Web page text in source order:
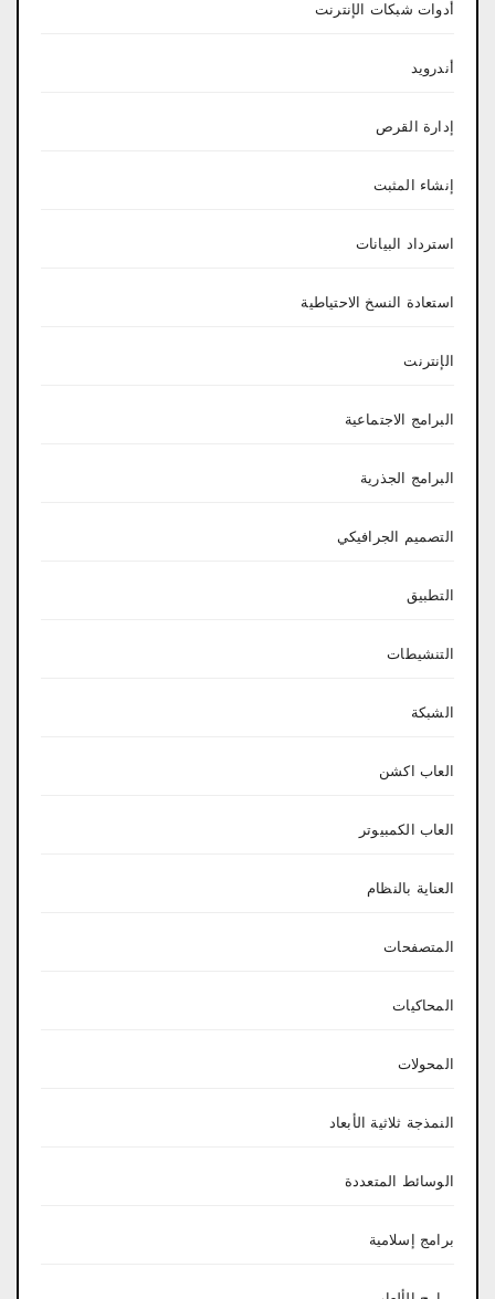
أدوات شبكات الإنترنت
أندرويد
إدارة القرص
إنشاء المثبت
استرداد البيانات
استعادة النسخ الاحتياطية
الإنترنت
البرامج الاجتماعية
البرامج الجذرية
التصميم الجرافيكي
التطبيق
التنشيطات
الشبكة
العاب اكشن
العاب الكمبيوتر
العناية بالنظام
المتصفحات
المحاكيات
المحولات
النمذجة ثلاثية الأبعاد
الوسائط المتعددة
برامج إسلامية